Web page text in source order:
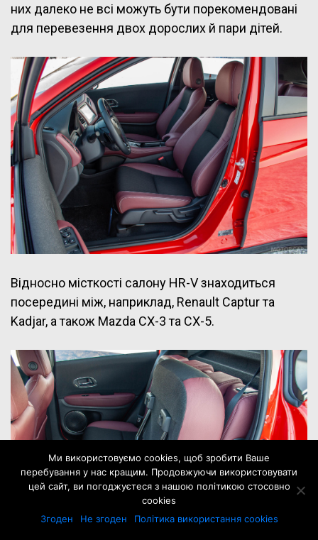
них далеко не всі можуть бути порекомендовані
для перевезення двох дорослих й пари дітей.
Відносно місткості салону HR-V знаходиться
посередині між, наприклад, Renault Captur та
Kadjar, а також Mazda CX-3 та CX-5.
Ми використовуємо cookies, щоб зробити Ваше
перебування у нас кращим. Продовжуючи використовувати
цей сайт, ви погоджуєтеся з нашою політикою стосовно
cookies
Згоден
Не згоден Політика використання cookies